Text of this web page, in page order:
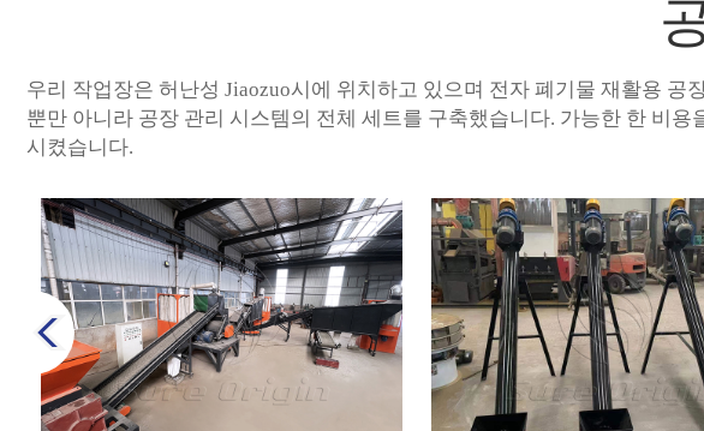
prev
우리 작업장은 허난성 Jiaozuo시에 위치하고 있으며 전자 폐기물 재활용
뿐만 아니라 공장 관리 시스템의 전체 세트를 구축했습니다. 가능한 한 비
시켰습니다.
공장 공장